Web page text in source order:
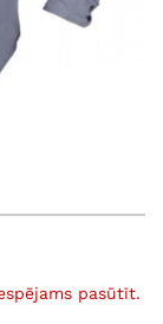
pasūtīt.